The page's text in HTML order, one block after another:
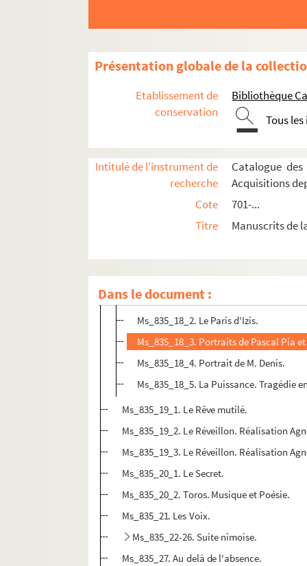
Présentation globale de la
Etablissement de
conservation
Bibliothèque
Tous
Intitulé de l'instrument de
recherche
Catalogue
Acquisitions
Cote
701-...
Titre
Manuscrits de
Dans le document :
Ms_835_8. Les Chardonnerets ou L'Art
Ms_835_10. La Dame et les compagnons.
Ms_835_11. Pièces diverses.
Ms_835_12. Et patati et patata. Pièce en
Ms_835_13. Trois pièces.
Ms_835_14. Deux pièces.
Ms_835_15. Les Métamorphoses d'Ovide.
Ms_835_16. La Mort de la bien-aimée.
Ms_835_18. Pièces diverses.
Ms_835_18_1. L'Oiseau blessé.
Ms_835_18_2. Le Paris d'Izis.
Ms_835_18_3. Portraits de Pascal Pia
Ms_835_18_4. Portrait de M. Denis.
Ms_835_18_5. La Puissance. Tragédie
Ms_835_19_1. Le Rêve mutilé.
Ms_835_19_2. Le Réveillon. Réalisation
Ms_835_19_3. Le Réveillon. Réalisation
Ms_835_20_1. Le Secret.
Ms_835_20_2. Toros. Musique et Poésie.
Ms_835_21. Les Voix.
Ms_835_22-26. Suite nîmoise.
Ms_835_27. Au delà de l'absence.